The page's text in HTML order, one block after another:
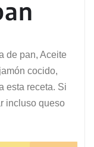
de pan, Aceite
cocido,
esta receta. Si
incluso queso